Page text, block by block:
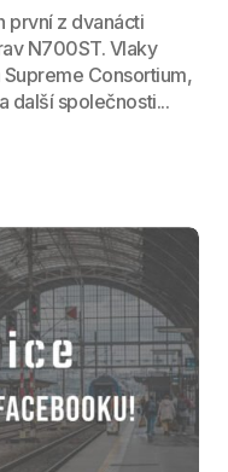
první z dvanácti
N700ST. Vlaky
Consortium,
další společnosti...